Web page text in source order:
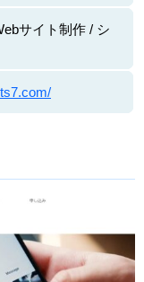
サイト制作 / シ